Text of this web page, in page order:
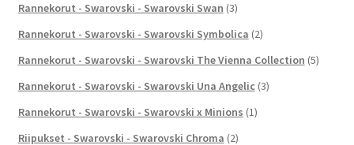
Rannekorut - Swarovski - Swarovski Swan (3)
Rannekorut - Swarovski - Swarovski Symbolica (2)
Rannekorut - Swarovski - Swarovski The Vienna Collection (5)
Rannekorut - Swarovski - Swarovski Una Angelic (3)
Rannekorut - Swarovski - Swarovski x Minions (1)
Riipukset - Swarovski - Swarovski Chroma (2)